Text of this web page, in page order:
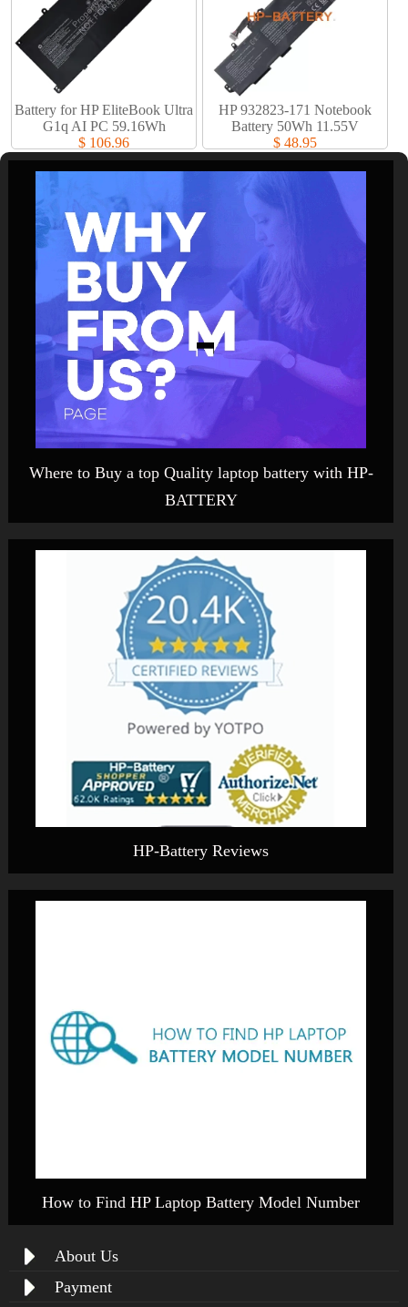
Battery for HP EliteBook Ultra
G1q AI PC 59.16Wh
$ 106.96
HP 932823-171 Notebook
Battery 50Wh 11.55V
$ 48.95
Where to Buy a top Quality laptop battery with HP-
BATTERY
HP-Battery Reviews
How to Find HP Laptop Battery Model Number
About Us
Payment